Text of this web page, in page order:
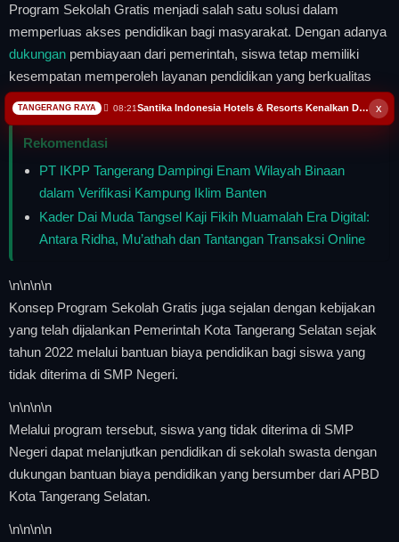
Program Sekolah Gratis menjadi salah satu solusi dalam
memperluas akses pendidikan bagi masyarakat. Dengan adanya
dukungan pembiayaan dari pemerintah, siswa tetap memiliki
kesempatan memperoleh layanan pendidikan yang berkualitas
tanpa terbebani biaya sekolah.
Rekomendasi
PT IKPP Tangerang Dampingi Enam Wilayah Binaan
dalam Verifikasi Kampung Iklim Banten
Kader Dai Muda Tangsel Kaji Fikih Muamalah Era Digital:
Antara Ridha, Mu’athah dan Tantangan Transaksi Online
\n\n\n\n
Konsep Program Sekolah Gratis juga sejalan dengan kebijakan
yang telah dijalankan Pemerintah Kota Tangerang Selatan sejak
tahun 2022 melalui bantuan biaya pendidikan bagi siswa yang
tidak diterima di SMP Negeri.
\n\n\n\n
Melalui program tersebut, siswa yang tidak diterima di SMP
Negeri dapat melanjutkan pendidikan di sekolah swasta dengan
dukungan bantuan biaya pendidikan yang bersumber dari APBD
Kota Tangerang Selatan.
\n\n\n\n
x
TANGERANG RAYA 08:21 Santika Indonesia Hotels & Resorts Kenalkan Dunia Perhotelan Kepada Anak-anak Asuhan SOS Children’s Villages d...